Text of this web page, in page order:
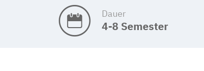
Dauer
4-8 Semester